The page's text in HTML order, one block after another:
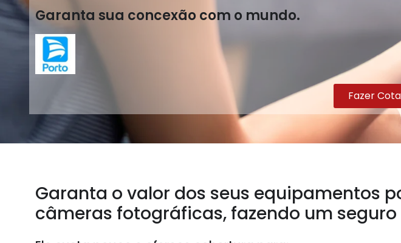
Garanta sua concexão com o mundo.
Fazer
Garanta o valor dos seus equipamentos
câmeras fotográficas, fazendo um seguro